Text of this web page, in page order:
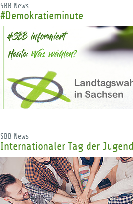
SBB News
#Demokratieminute
SBB News
Internationaler Tag der Jugend